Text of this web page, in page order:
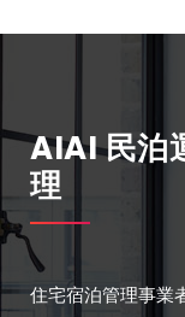
AIAI 民泊
理
住宅宿泊管理事業